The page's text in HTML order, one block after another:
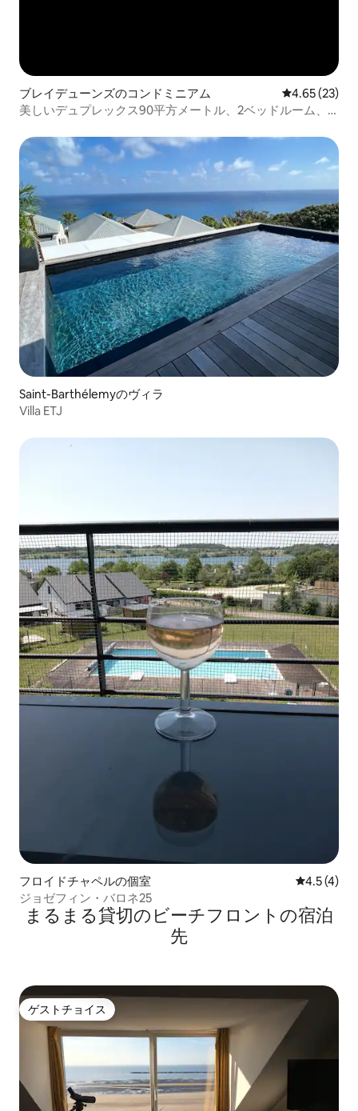
ブレイデューンズのコンドミニアム レビュー23
4.65 (23)
美しいデュプレックス90平方メートル、2ベッドルーム、
Saint-Barthélemyのヴィラ
Villa ETJ
フロイドチャペルの個室 レビュー4
4.5 (4)
ジョゼフィン・バロネ25
まるまる貸切のビーチフロントの宿泊
先
ゲストチョイス
ゲストチョイス